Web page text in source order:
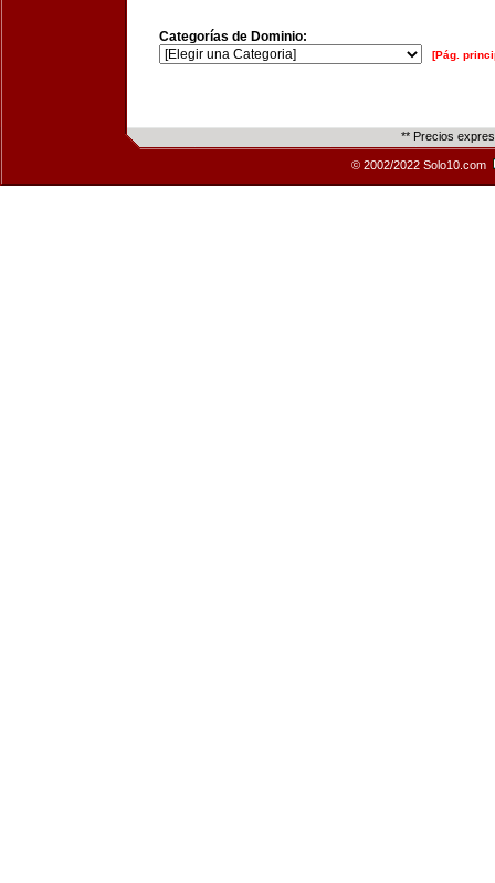
Categorías de Dominio:
[Pág.
** Precios
© 2002/2022 Solo10.com